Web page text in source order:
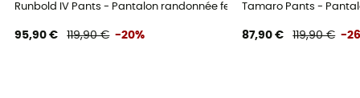
Runbold IV Pants - Pantalon randonnée femme
95,90 € 119,90 € -20%
Tamaro Pants -
87,90 € 119,90 € -